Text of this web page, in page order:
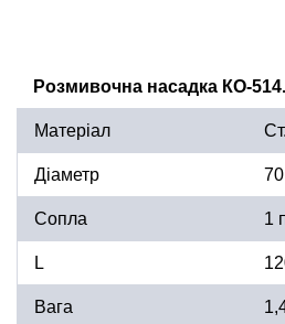
Розмивочна насадка КО-
Матеріал
Діаметр
Сопла 1
L
Вага